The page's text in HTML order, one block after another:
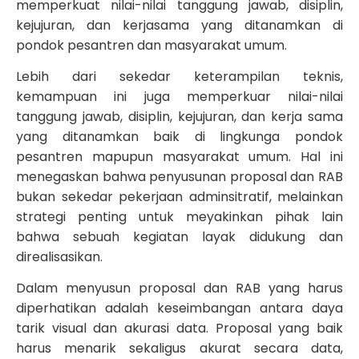
memperkuat nilai-nilai tanggung jawab, disiplin,
kejujuran, dan kerjasama yang ditanamkan di
pondok pesantren dan masyarakat umum.
Lebih dari sekedar keterampilan teknis,
kemampuan ini juga memperkuar nilai-nilai
tanggung jawab, disiplin, kejujuran, dan kerja sama
yang ditanamkan baik di lingkunga pondok
pesantren mapupun masyarakat umum. Hal ini
menegaskan bahwa penyusunan proposal dan RAB
bukan sekedar pekerjaan adminsitratif, melainkan
strategi penting untuk meyakinkan pihak lain
bahwa sebuah kegiatan layak didukung dan
direalisasikan.
Dalam menyusun proposal dan RAB yang harus
diperhatikan adalah keseimbangan antara daya
tarik visual dan akurasi data. Proposal yang baik
harus menarik sekaligus akurat secara data,